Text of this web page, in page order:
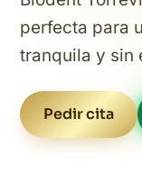
perfecta para
tranquila y sin
Pedir cita